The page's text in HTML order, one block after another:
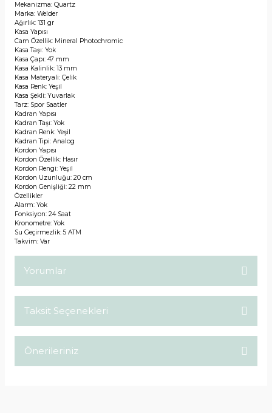
Mekanizma: Quartz
Marka: Welder
Ağırlık: 131 gr
Kasa Yapısı
Cam Özellik: Mineral Photochromic
Kasa Taşı: Yok
Kasa Çapı: 47 mm
Kasa Kalinlik: 13 mm
Kasa Materyali: Çelik
Kasa Renk: Yeşil
Kasa Şekli: Yuvarlak
Tarz: Spor Saatler
Kadran Yapısı
Kadran Taşı: Yok
Kadran Renk: Yeşil
Kadran Tipi: Analog
Kordon Yapısı
Kordon Özellik: Hasır
Kordon Rengi: Yeşil
Kordon Uzunluğu: 20 cm
Kordon Genişliği: 22 mm
Özellikler
Alarm: Yok
Fonksiyon: 24 Saat
Kronometre: Yok
Su Geçirmezlik: 5 ATM
Takvim: Var
Yorumlar
Taksit Seçenekleri
Önerileriniz